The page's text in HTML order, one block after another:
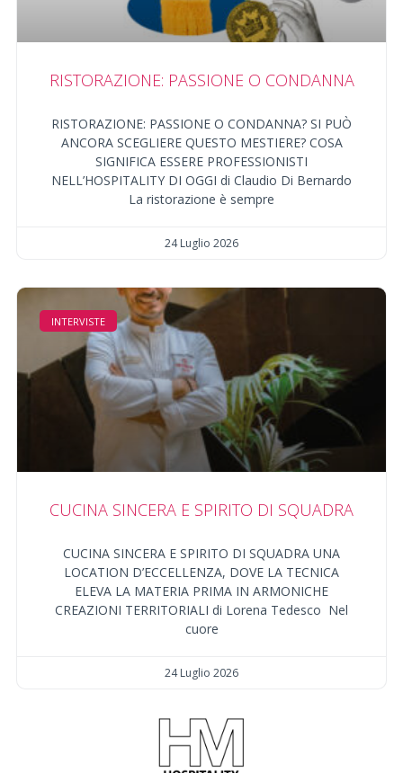
RISTORAZIONE: PASSIONE O CONDANNA
RISTORAZIONE: PASSIONE O CONDANNA? SI PUÒ
ANCORA SCEGLIERE QUESTO MESTIERE? COSA
SIGNIFICA ESSERE PROFESSIONISTI
NELL’HOSPITALITY DI OGGI di Claudio Di Bernardo
La ristorazione è sempre
24 Luglio 2026
INTERVISTE
CUCINA SINCERA E SPIRITO DI SQUADRA
CUCINA SINCERA E SPIRITO DI SQUADRA UNA
LOCATION D’ECCELLENZA, DOVE LA TECNICA
ELEVA LA MATERIA PRIMA IN ARMONICHE
CREAZIONI TERRITORIALI di Lorena Tedesco Nel
cuore
24 Luglio 2026